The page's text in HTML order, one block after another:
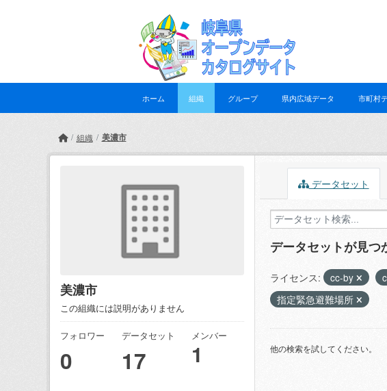
ホーム 組織 グループ 県内広域データ 市町村
組織 美濃市
美濃市
この組織には説明がありません
フォロワー
0
データセット
17
メンバー
1
データセット
データセットが見つ
ライセンス: cc-by
指定緊急避難場所
他の検索を試してください。